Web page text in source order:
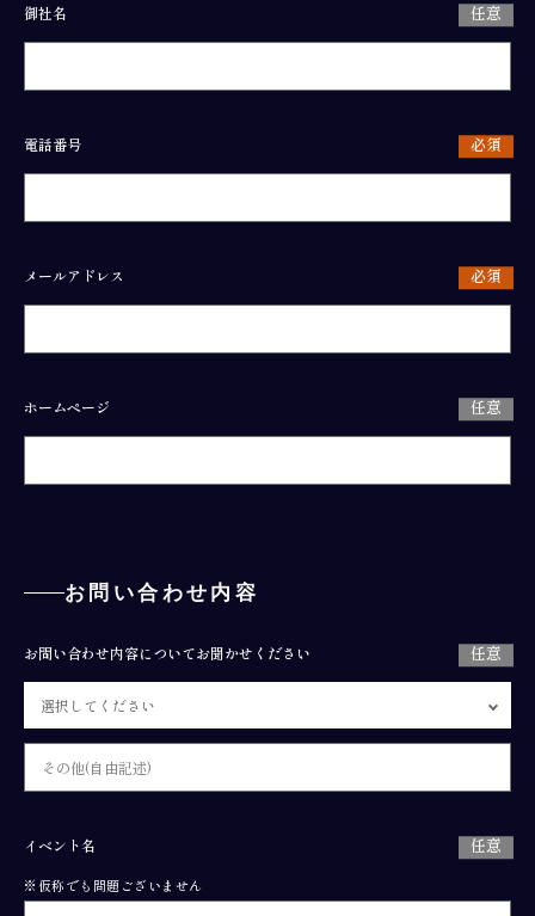
御社名
電話番号
メールアドレス
ホームページ
お問い合わせ内容
お問い合わせ内容についてお聞かせください
イベント名
※仮称でも問題ございません